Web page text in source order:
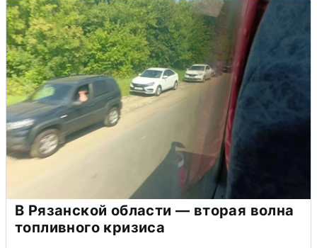
В Рязанской области — вторая волна
топливного кризиса